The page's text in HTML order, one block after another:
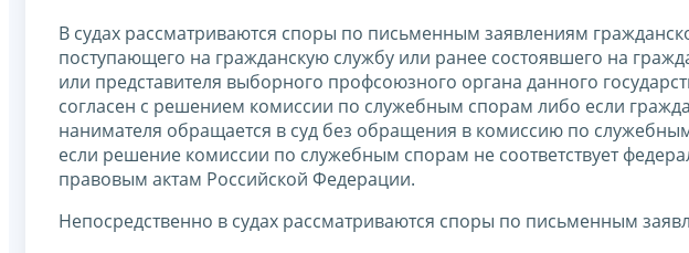
В судах рассматриваются споры по письменным заявлениям
поступающего на гражданскую службу или ранее состоявшего на
или представителя выборного профсоюзного органа данного
согласен с решением комиссии по служебным спорам либо если
нанимателя обращается в суд без обращения в комиссию по
если решение комиссии по служебным спорам не соответствует
правовым актам Российской Федерации.
Непосредственно в судах рассматриваются споры по письменным